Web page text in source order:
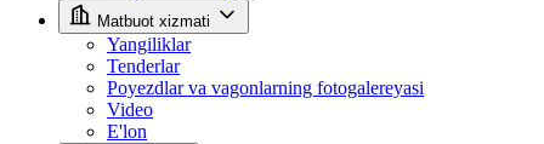
Matbuot xizmati
Yangiliklar
Tenderlar
Poyezdlar va vagonlarning fotogalereyasi
Video
E'lon